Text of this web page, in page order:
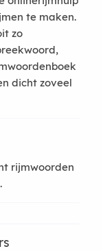
te maken.
zo
dicht zoveel
rijmwoorden